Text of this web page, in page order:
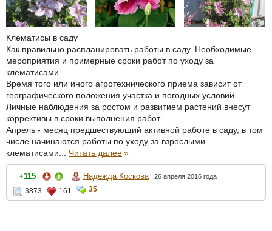
Клематисы в саду
Как правильно распланировать работы в саду. Hеобходимые
мероприятия и примерные сроки работ по уходу за
клематисами.
Время того или иного агротехнического приема зависит от
географического положения участка и погодных условий.
Личные наблюдения за ростом и развитием растений внесут
коррективы в сроки выполнения работ.
Апрель - месяц предшествующий активной работе в саду, в том
числе начинаются работы по уходу за взрослыми
клематисами... Читать далее»
+115 Надежда Коскова 26 апреля 2016 года
3873 161 35